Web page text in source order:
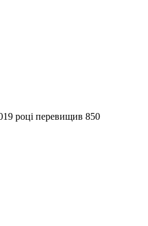
році перевищив 850